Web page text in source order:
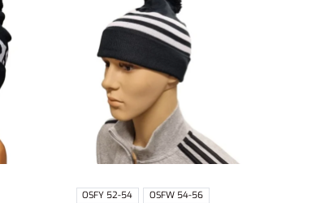
OSFY 52-54 OSFW 54-56